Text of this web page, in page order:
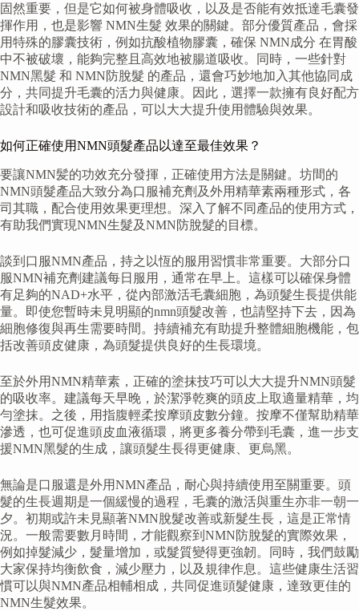
固然重要，但是它如何被身體吸收，以及是否能有效抵達毛囊發
揮作用，也是影響 NMN生髮 效果的關鍵。部分優質產品，會採
用特殊的膠囊技術，例如抗酸植物膠囊，確保 NMN成分 在胃酸
中不被破壞，能夠完整且高效地被腸道吸收。同時，一些針對
NMN黑髮 和 NMN防脫髮 的產品，還會巧妙地加入其他協同成
分，共同提升毛囊的活力與健康。因此，選擇一款擁有良好配方
設計和吸收技術的產品，可以大大提升使用體驗與效果。
如何正確使用NMN頭髮產品以達至最佳效果？
要讓NMN髪的功效充分發揮，正確使用方法是關鍵。坊間的
NMN頭髮產品大致分為口服補充劑及外用精華素兩種形式，各
司其職，配合使用效果更理想。深入了解不同產品的使用方式，
有助我們實現NMN生髮及NMN防脫髮的目標。
談到口服NMN產品，持之以恆的服用習慣非常重要。大部分口
服NMN補充劑建議每日服用，通常在早上。這樣可以確保身體
有足夠的NAD+水平，從內部激活毛囊細胞，為頭髮生長提供能
量。即使您暫時未見明顯的nmn頭髮改善，也請堅持下去，因為
細胞修復與再生需要時間。持續補充有助提升整體細胞機能，包
括改善頭皮健康，為頭髮提供良好的生長環境。
至於外用NMN精華素，正確的塗抹技巧可以大大提升NMN頭髮
的吸收率。建議每天早晚，於潔淨乾爽的頭皮上取適量精華，均
勻塗抹。之後，用指腹輕柔按摩頭皮數分鐘。按摩不僅幫助精華
滲透，也可促進頭皮血液循環，將更多養分帶到毛囊，進一步支
援NMN黑髮的生成，讓頭髮生長得更健康、更烏黑。
無論是口服還是外用NMN產品，耐心與持續使用至關重要。頭
髮的生長週期是一個緩慢的過程，毛囊的激活與重生亦非一朝一
夕。初期或許未見顯著NMN脫髮改善或新髮生長，這是正常情
況。一般需要數月時間，才能觀察到NMN防脫髮的實際效果，
例如掉髮減少，髮量增加，或髮質變得更強韌。同時，我們鼓勵
大家保持均衡飲食，減少壓力，以及規律作息。這些健康生活習
慣可以與NMN產品相輔相成，共同促進頭髮健康，達致更佳的
NMN生髮效果。